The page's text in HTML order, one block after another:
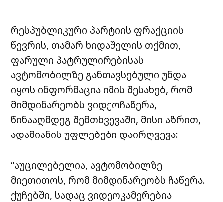
რესპუბლიკური პარტიის ფრაქციის
წევრის, თამარ ხიდაშელის თქმით,
ფარული პატრულირებისას
ავტომობილზე განთავსებული უნდა
იყოს ინფორმაცია იმის შესახებ, რომ
მიმდინარეობს ვიდეოჩაწერა,
წინააღმდეგ შემთხვევაში, მისი აზრით,
ადამიანის უფლებები დაირღვევა:
“აუცილებელია, ავტომობილზე
მიეთითოს, რომ მიმდინარეობს ჩაწერა.
ქუჩებში, სადაც ვიდეოკამერებია